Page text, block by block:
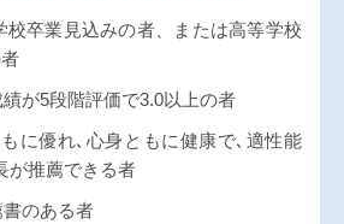
績が5段階評価で3.0以上の者
が推薦できる者
書のある者